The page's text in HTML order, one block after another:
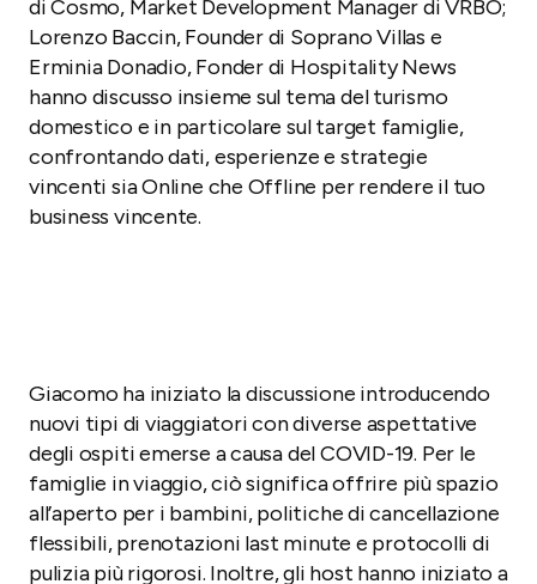
di Cosmo, Market Development Manager di VRBO;
Lorenzo Baccin, Founder di Soprano Villas e
Erminia Donadio, Fonder di Hospitality News
hanno discusso insieme sul tema del turismo
domestico e in particolare sul target famiglie,
confrontando dati, esperienze e strategie
vincenti sia Online che Offline per rendere il tuo
business vincente.
Giacomo ha iniziato la discussione introducendo
nuovi tipi di viaggiatori con diverse aspettative
degli ospiti emerse a causa del COVID-19. Per le
famiglie in viaggio, ciò significa offrire più spazio
all’aperto per i bambini, politiche di cancellazione
flessibili, prenotazioni last minute e protocolli di
pulizia più rigorosi. Inoltre, gli host hanno iniziato a